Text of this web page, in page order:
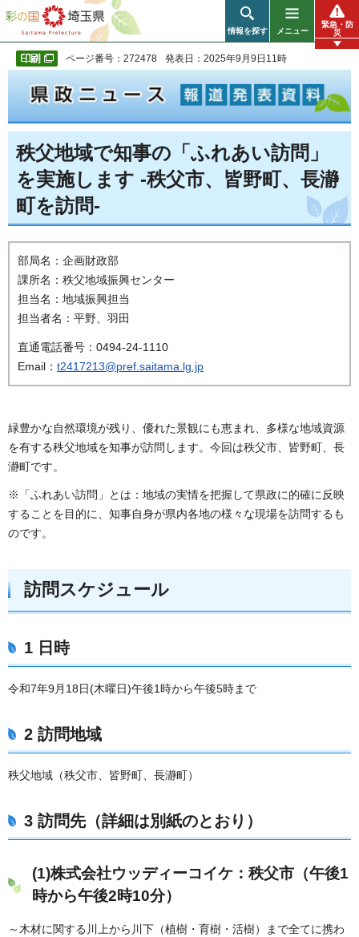
彩の国 埼玉県
情報を探す メニュー
緊急・防
災
ページ番号：272478 発表日：2025年9月9日11時
秩父地域で知事の「ふれあい訪問」
を実施します -秩父市、皆野町、長瀞
町を訪問-
部局名：企画財政部
課所名：秩父地域振興センター
担当名：地域振興担当
担当者名：平野、羽田
直通電話番号：0494-24-1110
Email： t2417213@pref.saitama.lg.jp
緑豊かな自然環境が残り、優れた景観にも恵まれ、多様な地域資源
を有する秩父地域を知事が訪問します。今回は秩父市、皆野町、長
瀞町です。
※「ふれあい訪問」とは：地域の実情を把握して県政に的確に反映
することを目的に、知事自身が県内各地の様々な現場を訪問するも
のです。
訪問スケジュール
1 日時
令和7年9月18日(木曜日)午後1時から午後5時まで
2 訪問地域
秩父地域（秩父市、皆野町、長瀞町）
3 訪問先（詳細は別紙のとおり）
(1)株式会社ウッディーコイケ：秩父市（午後1
時から午後2時10分）
～木材に関する川上から川下（植樹・育樹・活樹）まで全てに携わ